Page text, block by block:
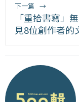
下一篇 →
「重拾書寫」
見8位創作者的